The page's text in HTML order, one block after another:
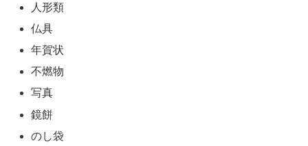
人形類
仏具
年賀状
不燃物
写真
鏡餅
のし袋